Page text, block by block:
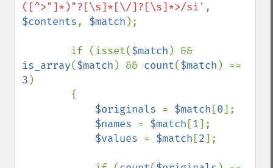
([^>"]*)"?[\s]*[\/]?[\s]*>/si'
$contents, $match );
        if (isset(
$match
is_array($match ) && count($match
3 )
$originals = $match [0];
$names = $match [1];
$values = $match [2];